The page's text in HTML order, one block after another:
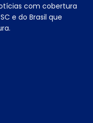
com cobertura
e do Brasil que